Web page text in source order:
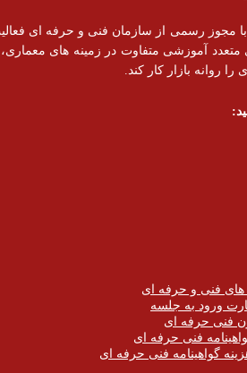
آموزشی متفاوت در زمینه های معماری،
را روانه بازار کار کند.
های فنی و حرفه ای
ورود به جلسه
فنی حرفه ای
فنی حرفه ای
گواهینامه فنی حرفه ای